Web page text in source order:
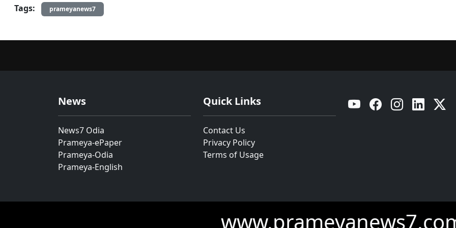
Tags: prameyanews7
News
News7 Odia
Prameya-ePaper
Prameya-Odia
Prameya-English
Quick Links
Contact Us
Privacy Policy
Terms of Usage
YouTube Facebook Instagram